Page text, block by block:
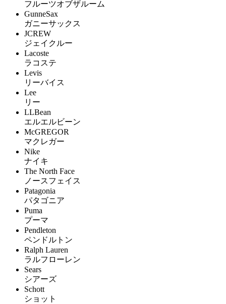
フルーツオブザルーム
GunneSax
ガニーサックス
JCREW
ジェイクルー
Lacoste
ラコステ
Levis
リーバイス
Lee
リー
LLBean
エルエルビーン
McGREGOR
マクレガー
Nike
ナイキ
The North Face
ノースフェイス
Patagonia
パタゴニア
Puma
プーマ
Pendleton
ペンドルトン
Ralph Lauren
ラルフローレン
Sears
シアーズ
Schott
ショット